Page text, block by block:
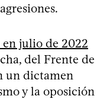
julio de 2022
del Frente de
un dictamen
y la oposición